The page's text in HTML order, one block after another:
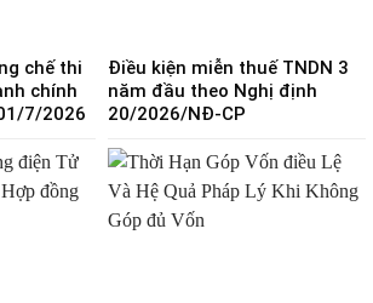
chế thi
chính
7/2026
Điều kiện miễn thuế TNDN 3
năm đầu theo Nghị định
20/2026/NĐ-CP